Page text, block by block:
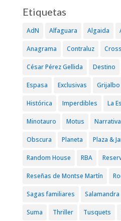
Etiquetas
AdN Alfaguara Algaida
Anagrama Contraluz
César Pérez Gellida Destino
Espasa Exclusivas Grijalbo
Histórica Imperdibles La
Minotauro Motus Narrativa
Obscura Planeta Plaza &
Random House RBA
Reseñas de Montse Martín
Sagas familiares Salamandra
Suma Thriller Tusquets